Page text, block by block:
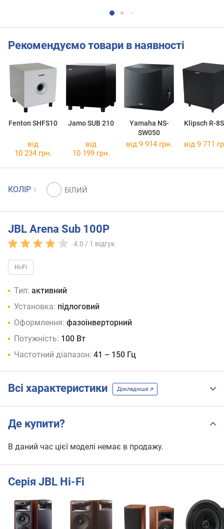
Рекомендуємо товари в наявності
Fenton SHFS10 Jamo SUB 210
Yamaha NS-
SW050
Klipsch R-
від
10 234 грн.
від
10 199 грн.
від 9 914 грн. від 9 711
КОЛІР 1
JBL Arena Sub 100P
4.0 / 1 відгук
Hi-Fi
Тип: активний
Установка: підлоговий
Оформлення: фазоінверторний
Потужність: 100 Вт
Частотний діапазон: 41 – 150 Гц
Всі характеристики Докладніше
Де купити?
В даний час цієї моделі немає в продажу.
Серія JBL Hi-Fi